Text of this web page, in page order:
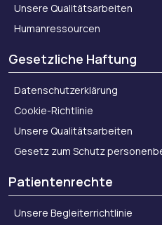
Unsere Qualitätsarbeiten
Humanressourcen
Gesetzliche Haftung
Datenschutzerklärung
Cookie-Richtlinie
Unsere Qualitätsarbeiten
Gesetz zum Schutz
Patientenrechte
Unsere Begleiterrichtlinie